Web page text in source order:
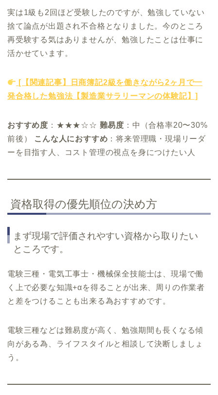
実は1級も2回ほど受験したのですが、勉強していない
捨て論点が出題され不合格となりました。今のところ
再受験する気はありませんが、勉強したことは仕事に
活かせています。
[【関連記事】日商簿記2級を働きながら2ヶ月で一
発合格した勉強法【製造業サラリーマンの体験記】]
おすすめ度 ：★★★☆☆ 難易度 ：中（合格率20〜30%
前後）
こんな人におすすめ ：将来管理職・現場リーダ
ーを目指す人、コスト管理の視点を身につけたい人
資格取得の優先順位の決め方
まず現場で評価されやすい資格から取りたい
ところです。
電験三種・電気工事士・機械保全技能士は、現場で働
く上で必要な知識+αを得ることが出来、周りの作業者
と差をつけることも出来る為おすすめです。
電験三種などは難易度が高く、勉強期間も長くなる傾
向がある為、ライフスタイルと相談して決断しましょ
う。